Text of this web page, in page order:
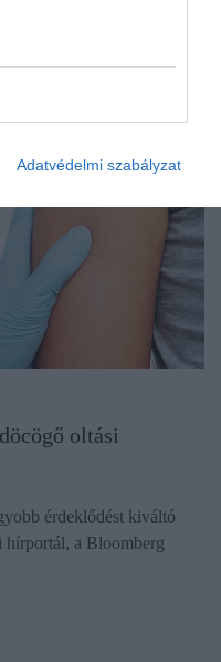
Adatvédelmi szabályzat
oltási
érdeklődést kiváltó
hírportál, a Bloomberg